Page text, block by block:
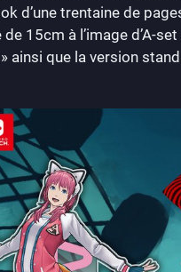
trentaine de
15cm à l’image d’A-
ainsi que la version